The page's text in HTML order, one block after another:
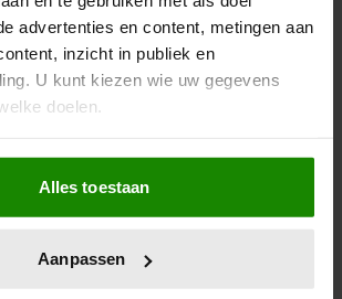
advertenties en content, metingen aan
inzicht in publiek en
U kunt kiezen wie uw gegevens
doelen.
willen we ook graag:
verzamelen over uw geografische
een paar meter nauwkeurig kan zijn
eigenschappen (fingerprinting)
Alles toestaan
Aanpassen